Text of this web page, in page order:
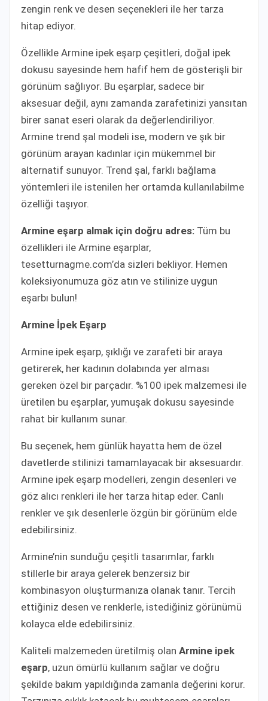
zengin renk ve desen seçenekleri ile her tarza
hitap ediyor.
Özellikle Armine ipek eşarp çeşitleri, doğal ipek
dokusu sayesinde hem hafif hem de gösterişli bir
görünüm sağlıyor. Bu eşarplar, sadece bir
aksesuar değil, aynı zamanda zarafetinizi yansıtan
birer sanat eseri olarak da değerlendiriliyor.
Armine trend şal modeli ise, modern ve şık bir
görünüm arayan kadınlar için mükemmel bir
alternatif sunuyor. Trend şal, farklı bağlama
yöntemleri ile istenilen her ortamda kullanılabilme
özelliği taşıyor.
Armine eşarp almak için doğru adres: Tüm bu
özellikleri ile Armine eşarplar,
tesetturnagme.com’da sizleri bekliyor. Hemen
koleksiyonumuza göz atın ve stilinize uygun
eşarbı bulun!
Armine İpek Eşarp
Armine ipek eşarp, şıklığı ve zarafeti bir araya
getirerek, her kadının dolabında yer alması
gereken özel bir parçadır. %100 ipek malzemesi ile
üretilen bu eşarplar, yumuşak dokusu sayesinde
rahat bir kullanım sunar.
Bu seçenek, hem günlük hayatta hem de özel
davetlerde stilinizi tamamlayacak bir aksesuardır.
Armine ipek eşarp modelleri, zengin desenleri ve
göz alıcı renkleri ile her tarza hitap eder. Canlı
renkler ve şık desenlerle özgün bir görünüm elde
edebilirsiniz.
Armine’nin sunduğu çeşitli tasarımlar, farklı
stillerle bir araya gelerek benzersiz bir
kombinasyon oluşturmanıza olanak tanır. Tercih
ettiğiniz desen ve renklerle, istediğiniz görünümü
kolayca elde edebilirsiniz.
Kaliteli malzemeden üretilmiş olan Armine ipek
eşarp, uzun ömürlü kullanım sağlar ve doğru
şekilde bakım yapıldığında zamanla değerini korur.